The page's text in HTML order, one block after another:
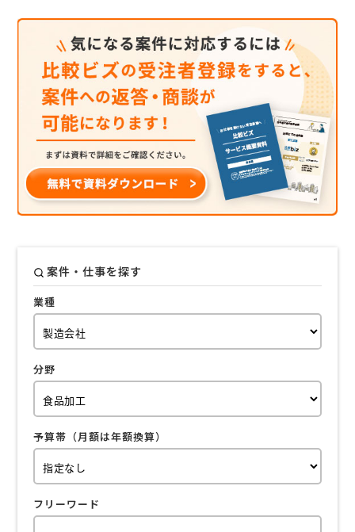
案件・仕事を探す
業種
分野
予算帯（月額は年額換算）
フリーワード